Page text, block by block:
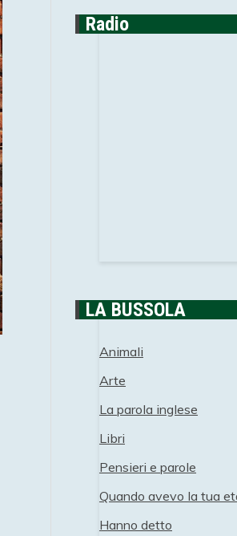
Radio
LA BUSSOLA
Animali
Arte
La parola inglese
Libri
Pensieri e parole
Quando avevo la tua
Hanno detto